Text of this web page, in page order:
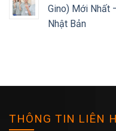
Gino) Mới Nhất
Nhật Bản
THÔNG TIN LIÊN